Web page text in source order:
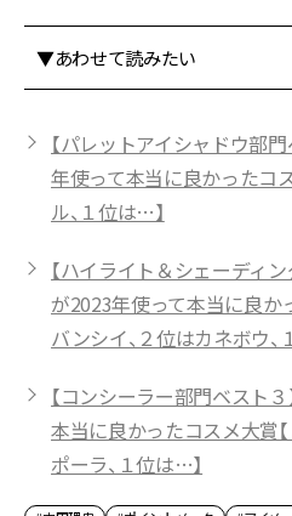
▼あわせて読みたい
【パレットアイシャドウ部
年使って本当に良かったコ
ル、１位は…】
【ハイライト＆シェーディ
が2023年使って本当に良か
バンシイ、２位はカネボウ、
【コンシーラー部門ベスト
本当に良かったコスメ大賞
ポーラ、１位は…】